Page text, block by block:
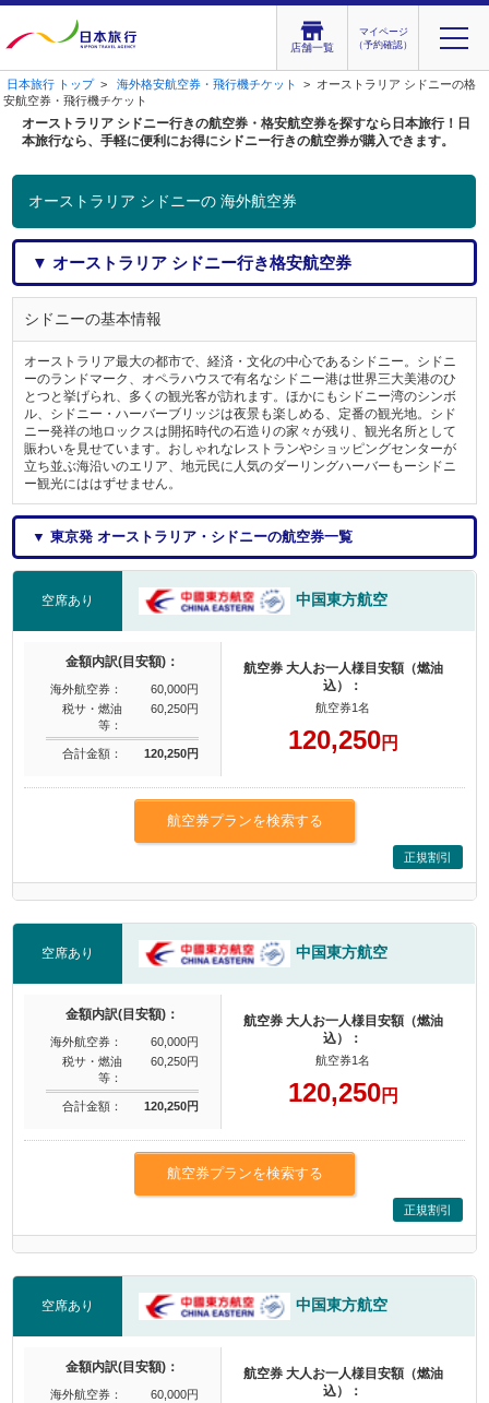
店舗一覧
マイページ
（予約確認）
日本旅行 トップ > 海外格安航空券・飛行機チケット
> オーストラリア シドニーの格
安航空券・飛行機チケット
オーストラリア シドニー行きの航空券・格安航空券を探すなら日本旅行！日
本旅行なら、手軽に便利にお得にシドニー行きの航空券が購入できます。
オーストラリア シドニーの 海外航空券
▼ オーストラリア シドニー行き格安航空券
シドニーの基本情報
オーストラリア最大の都市で、経済・文化の中心であるシドニー。シドニ
ーのランドマーク、オペラハウスで有名なシドニー港は世界三大美港のひ
とつと挙げられ、多くの観光客が訪れます。ほかにもシドニー湾のシンボ
ル、シドニー・ハーバーブリッジは夜景も楽しめる、定番の観光地。シド
ニー発祥の地ロックスは開拓時代の石造りの家々が残り、観光名所として
賑わいを見せています。おしゃれなレストランやショッピングセンターが
立ち並ぶ海沿いのエリア、地元民に人気のダーリングハーバーもーシドニ
ー観光にははずせません。
▼ 東京発 オーストラリア・シドニーの航空券一覧
空席あり 中国東方航空
金額内訳(目安額)：
海外航空券：
60,000円
税サ・燃油
等：
60,250円
合計金額： 120,250円
航空券 大人お一人様目安額（燃油
込）：
航空券1名
120,250円
航空券プランを検索する
正規割引
空席あり 中国東方航空
金額内訳(目安額)：
海外航空券：
60,000円
税サ・燃油
等：
60,250円
合計金額： 120,250円
航空券 大人お一人様目安額（燃油
込）：
航空券1名
120,250円
航空券プランを検索する
正規割引
空席あり 中国東方航空
金額内訳(目安額)：
海外航空券：
60,000円
航空券 大人お一人様目安額（燃油
込）：